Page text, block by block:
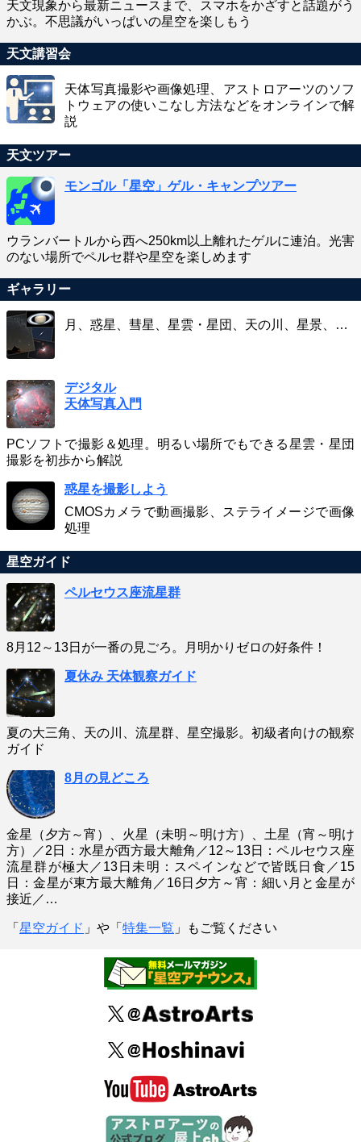
天文現象から最新ニュースまで、スマホをかざすと話題がう
かぶ。不思議がいっぱいの星空を楽しもう
天文講習会
天体写真撮影や画像処理、アストロアーツのソフ
トウェアの使いこなし方法などをオンラインで解
説
天文ツアー
モンゴル「星空」ゲル・キャンプツアー
ウランバートルから西へ250km以上離れたゲルに連泊。光害
のない場所でペルセ群や星空を楽しめます
ギャラリー
月、惑星、彗星、星雲・星団、天の川、星景、…
デジタル
天体写真入門
PCソフトで撮影＆処理。明るい場所でもできる星雲・星団
撮影を初歩から解説
惑星を撮影しよう
CMOSカメラで動画撮影、ステライメージで画像
処理
星空ガイド
ペルセウス座流星群
8月12～13日が一番の見ごろ。月明かりゼロの好条件！
夏休み 天体観察ガイド
夏の大三角、天の川、流星群、星空撮影。初級者向けの観察
ガイド
8月の見どころ
金星（夕方～宵）、火星（未明～明け方）、土星（宵～明け
方）／2日：水星が西方最大離角／12～13日：ペルセウス座
流星群が極大／13日未明：スペインなどで皆既日食／15
日：金星が東方最大離角／16日夕方～宵：細い月と金星が
接近／…
「 星空ガイド 」や「 特集一覧 」もご覧ください